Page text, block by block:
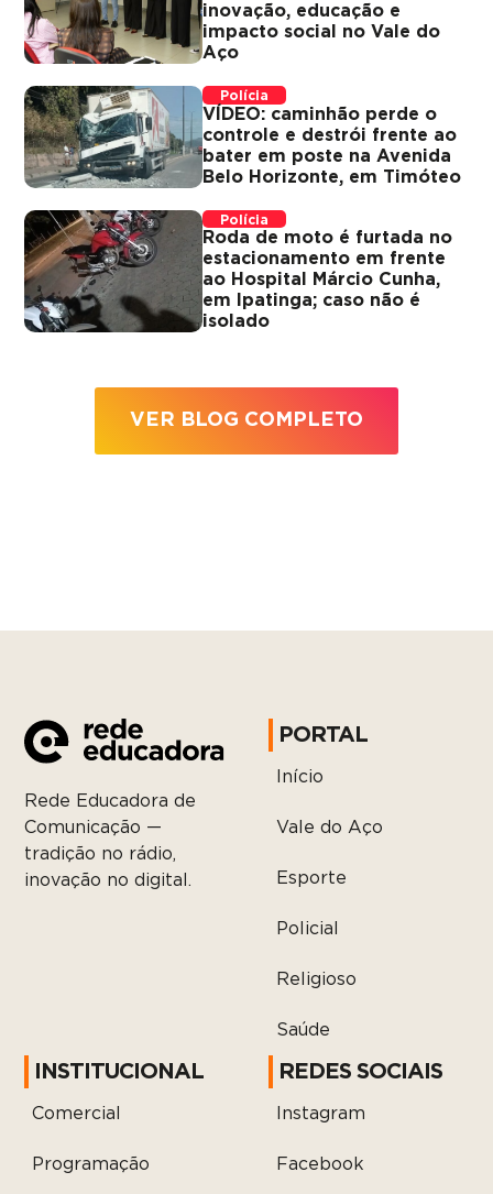
inovação, educação e
impacto social no Vale do
Aço
Polícia
VÍDEO: caminhão perde o
controle e destrói frente ao
bater em poste na Avenida
Belo Horizonte, em Timóteo
Polícia
Roda de moto é furtada no
estacionamento em frente
ao Hospital Márcio Cunha,
em Ipatinga; caso não é
isolado
VER BLOG COMPLETO
Rede Educadora de
Comunicação —
tradição no rádio,
inovação no digital.
PORTAL
Início
Vale do Aço
Esporte
Policial
Religioso
Saúde
INSTITUCIONAL
Comercial
Programação
REDES SOCIAIS
Instagram
Facebook